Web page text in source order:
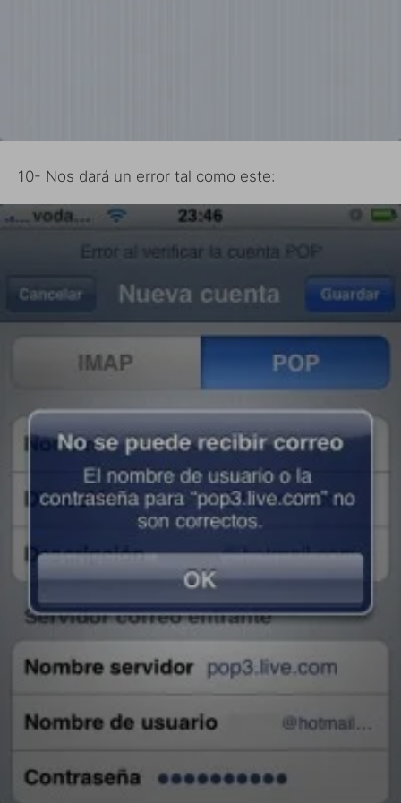
10- Nos dará un error tal como este: